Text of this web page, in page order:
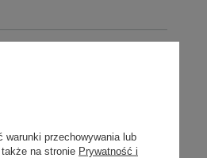
warunki przechowywania lub
na stronie Prywatność i